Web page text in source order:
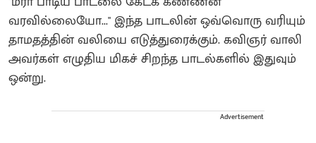
வரவில்லையோ..." இந்த பாடலின் ஒவ்வொரு வரியும்
தாமதத்தின் வலியை எடுத்துரைக்கும். கவிஞர் வாலி
அவர்கள் எழுதிய மிகச் சிறந்த பாடல்களில் இதுவும்
ஒன்று.
Advertisement